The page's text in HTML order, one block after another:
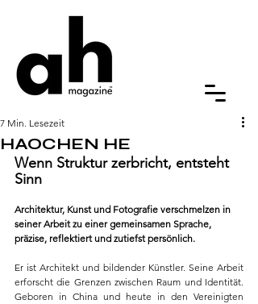
HAOCHEN HE
7 Min. Lesezeit
Wenn Struktur zerbricht, entsteht
Sinn
Architektur, Kunst und Fotografie verschmelzen in
seiner Arbeit zu einer gemeinsamen Sprache,
präzise, reflektiert und zutiefst persönlich.
Er ist Architekt und bildender Künstler. Seine Arbeit
erforscht die Grenzen zwischen Raum und Identität.
Geboren in China und heute in den Vereinigten